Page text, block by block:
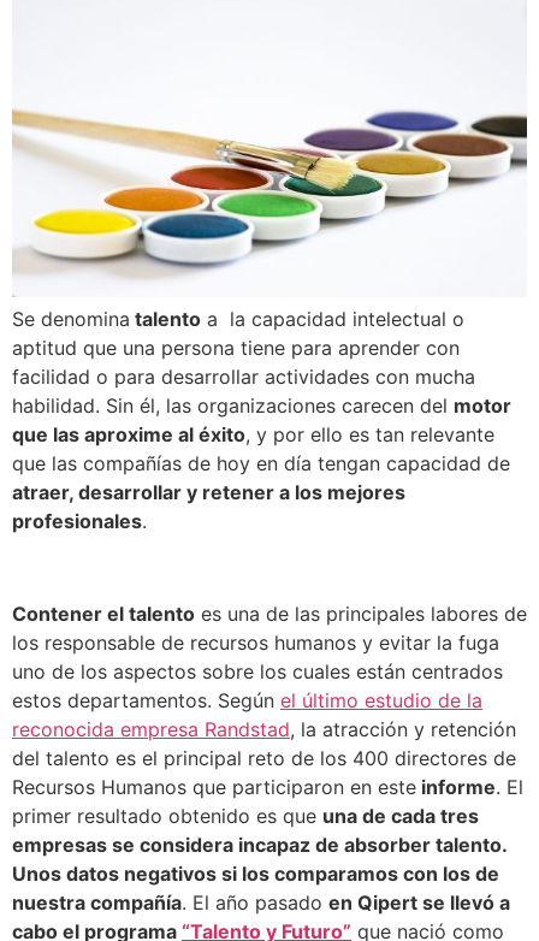
Se denomina talento a la capacidad intelectual o
aptitud que una persona tiene para aprender con
facilidad o para desarrollar actividades con mucha
habilidad. Sin él, las organizaciones carecen del motor
que las aproxime al éxito, y por ello es tan relevante
que las compañías de hoy en día tengan capacidad de
atraer, desarrollar y retener a los mejores
profesionales.
Contener el talento es una de las principales labores de
los responsable de recursos humanos y evitar la fuga
uno de los aspectos sobre los cuales están centrados
estos departamentos. Según el último estudio de la
reconocida empresa Randstad, la atracción y retención
del talento es el principal reto de los 400 directores de
Recursos Humanos que participaron en este informe. El
primer resultado obtenido es que una de cada tres
empresas se considera incapaz de absorber talento.
Unos datos negativos si los comparamos con los de
nuestra compañía. El año pasado en Qipert se llevó a
cabo el programa “Talento y Futuro” que nació como